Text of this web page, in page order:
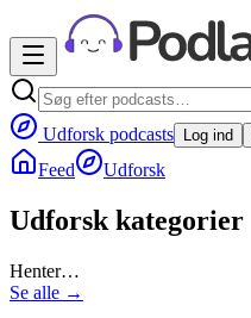
Udforsk podcasts Log ind
Feed Udforsk
Udforsk kategorier
Henter…
Se alle →